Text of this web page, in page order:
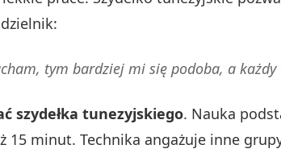
tym bardziej mi się podoba, a każdy
szydełka tunezyjskiego. Nauka
15 minut. Technika angażuje inne